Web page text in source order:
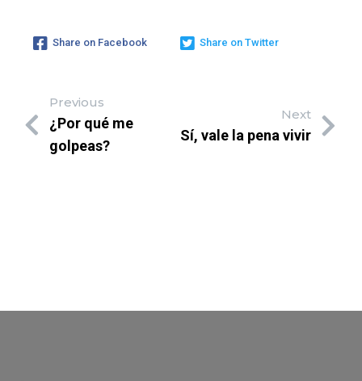
Share on Facebook Share on Twitter
Previous
¿Por qué me
golpeas?
Next
Sí, vale la pena vivir